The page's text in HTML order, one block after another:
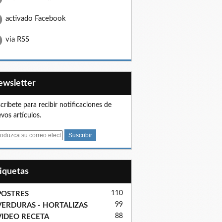
activado Facebook
via RSS
para recibir notificaciones de
artículos.
110
- HORTALIZAS 99
RECETA 88